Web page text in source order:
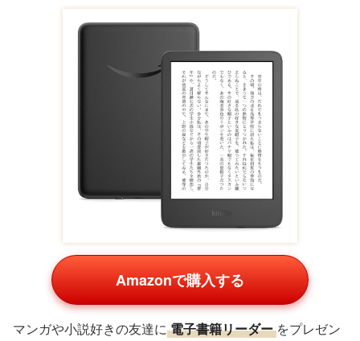
Amazonで購入する
マンガや小説好きの友達に 電子書籍リーダー をプレゼン